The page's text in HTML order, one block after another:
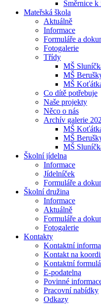
Směrnice
Mateřská škola
Aktuálně
Informace
Formuláře a
Fotogalerie
Třídy
MŠ
MŠ
MŠ
Co dítě potřebuje
Naše projekty
Něco o nás
Archív galerie
MŠ
MŠ
MŠ
Školní jídelna
Informace
Jídelníček
Formuláře a
Školní družina
Informace
Aktuálně
Formuláře a
Fotogalerie
Kontakty
Kontaktní
Kontakt na
Kontaktní
E-podatelna
Povinné
Pracovní nabídky
Odkazy